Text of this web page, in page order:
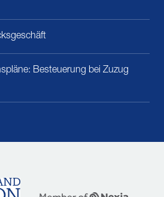
Besteuerung bei Zuzug